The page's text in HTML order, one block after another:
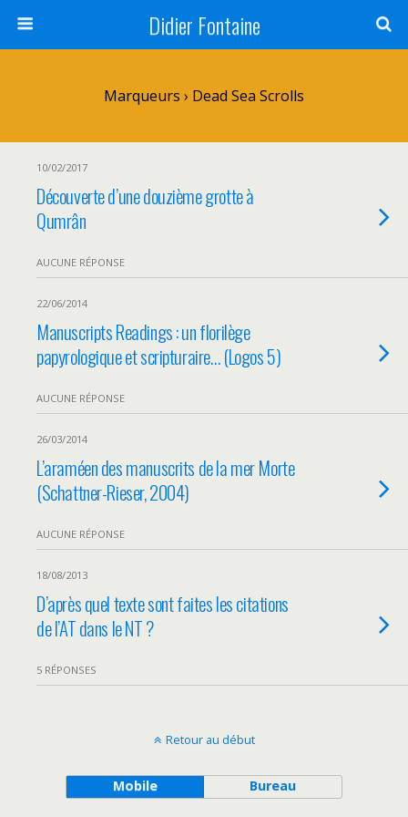
Didier Fontaine
Marqueurs › Dead Sea Scrolls
10/02/2017
Découverte d’une douzième grotte à
Qumrân
AUCUNE RÉPONSE
22/06/2014
Manuscripts Readings : un florilège
papyrologique et scripturaire… (Logos 5)
AUCUNE RÉPONSE
26/03/2014
L’araméen des manuscrits de la mer Morte
(Schattner-Rieser, 2004)
AUCUNE RÉPONSE
18/08/2013
D’après quel texte sont faites les citations
de l’AT dans le NT ?
5 RÉPONSES
Retour au début
Mobile Bureau